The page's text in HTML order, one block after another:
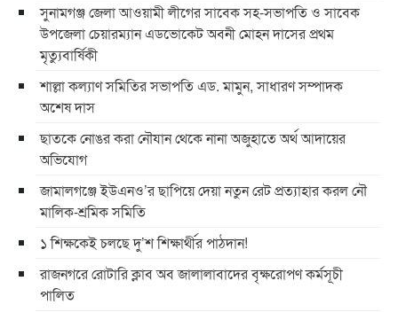
সুনামগঞ্জ জেলা আওয়ামী লীগের সাবেক সহ-সভাপতি ও সাবেক
উপজেলা চেয়ারম্যান এডভোকেট অবনী মোহন দাসের প্রথম
মৃত্যুবার্ষিকী
শাল্লা কল্যাণ সমিতির সভাপতি এড. মামুন, সাধারণ সম্পাদক
অশেষ দাস
ছাতকে নোঙর করা নৌযান থেকে নানা অজুহাতে অর্থ আদায়ের
অভিযোগ
জামালগঞ্জে ইউএনও’র ছাপিয়ে দেয়া নতুন রেট প্রত্যাহার করল নৌ
মালিক-শ্রমিক সমিতি
১ শিক্ষকেই চলছে দু’শ শিক্ষার্থীর পাঠদান!
রাজনগরে রোটারি ক্লাব অব জালালাবাদের বৃক্ষরোপণ কর্মসূচী
পালিত